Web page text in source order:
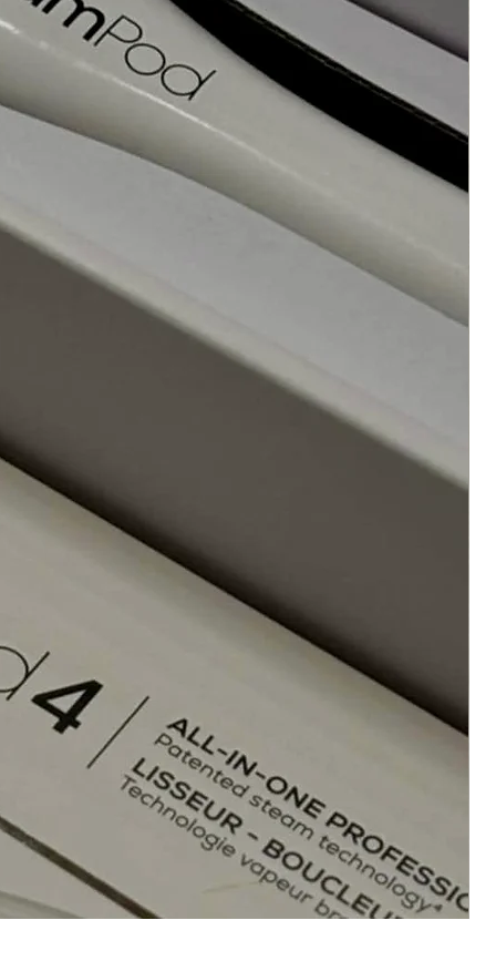
source de chaleur ou de
le produit;
cheveux ont été colorés
métalliques de vos cheveux avant
métalliques;
un endroit bien aérés;
temps de pause conseillés par
votre formule dans l'ensemble de
(bol et pinceau), vendu par
ne peuvent pas être réutilisés et
la peau.
les tissus, les murs et d'autre
toute projection du produit sur les